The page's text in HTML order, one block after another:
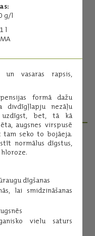
g/l
1 l
un vasaras rapsis,
formā dažu
divdīgļlapju nezāļu
uzdīgst, bet, tā kā
augsnes virspusē
seko to bojāeja.
normālus dīgstus,
dīgšanas
lai smidzināšanas
vielu saturs
viendīgļlapju nezāļu